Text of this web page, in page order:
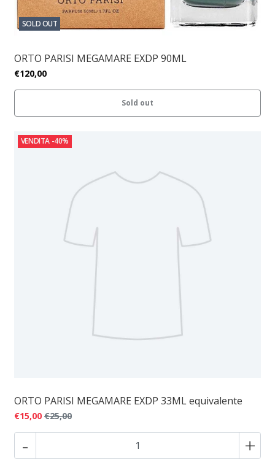
SOLD OUT
ORTO PARISI MEGAMARE EXDP 90ML
€120,00
Sold out
VENDITA -40%
ORTO PARISI MEGAMARE EXDP 33ML equivalente
€15,00 €25,00
- +